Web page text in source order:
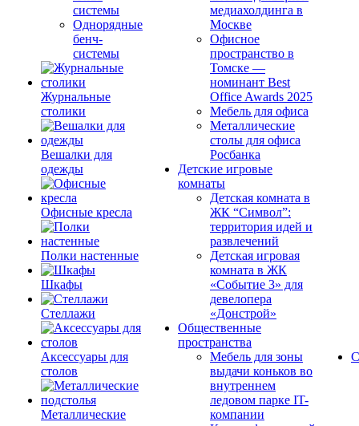
системы
Однорядные
бенч-
системы
Журнальные
столики
Вешалки для
одежды
Офисные кресла
Полки настенные
Шкафы
Стеллажи
Аксессуары для
столов
Металлические
медиахолдинга в
Москве
Офисное
пространство в
Томске —
номинант Best
Office Awards 2025
Мебель для офиса
Металлические
столы для офиса
Росбанка
Детские игровые
комнаты
Детская комната в
ЖК “Символ”:
территория идей и
развлечений
Детская игровая
комната в ЖК
«Событие 3» для
девелопера
«Донстрой»
Общественные
пространства
Мебель для зоны
выдачи коньков во
внутреннем
ледовом парке IT-
компании